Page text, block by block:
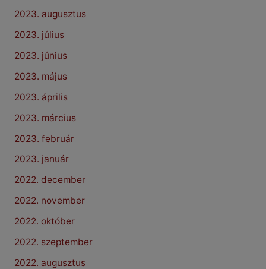
2023. augusztus
2023. július
2023. június
2023. május
2023. április
2023. március
2023. február
2023. január
2022. december
2022. november
2022. október
2022. szeptember
2022. augusztus